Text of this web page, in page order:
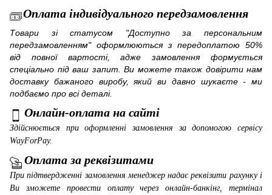
Оплата індивідуального передзамовлення
Товари зі статусом "Доступно за персональним
передзамовленням" оформлюються з передоплатою 50%
від повної вартості, адже замовлення формується
спеціально під ваш запит. Ви можете також довірити нам
доставку бажаного виробу, який ви давно шукаєте - ми
подбаємо про всі деталі.
Онлайн-оплата на сайті
Здійснюється при оформленні замовлення за допомогою сервісу
WayForPay.
Оплата за реквізитами
При підтвердженні замовлення менеджер надає реквізити рахунку і
Ви зможете провести оплату через онлайн-банкінг, термінал